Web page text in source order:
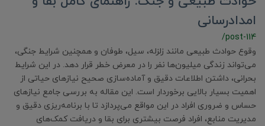
امدادرسانی
/post-114
وقوع حوادث طبیعی مانند زلزله، سیل، طوفان و همچنین شرایط جنگی،
می‌تواند زندگی میلیون‌ها نفر را در معرض خطر قرار دهد. در این شرایط
بحرانی، داشتن اطلاعات دقیق و آماده‌سازی صحیح نیازهای حیاتی از
اهمیت بسیار بالایی برخوردار است. این مقاله به بررسی جامع نیازهای
حساس و ضروری افراد در این مواقع می‌پردازد تا با برنامه‌ریزی دقیق و
مدیریت منابع، افراد فرصت بیشتری برای بقا و دریافت کمک‌های